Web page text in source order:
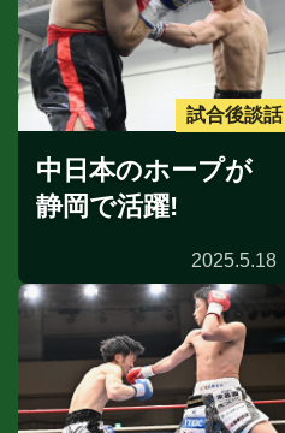
試合後談話
中日本のホープが
静岡で活躍!
2025.5.18